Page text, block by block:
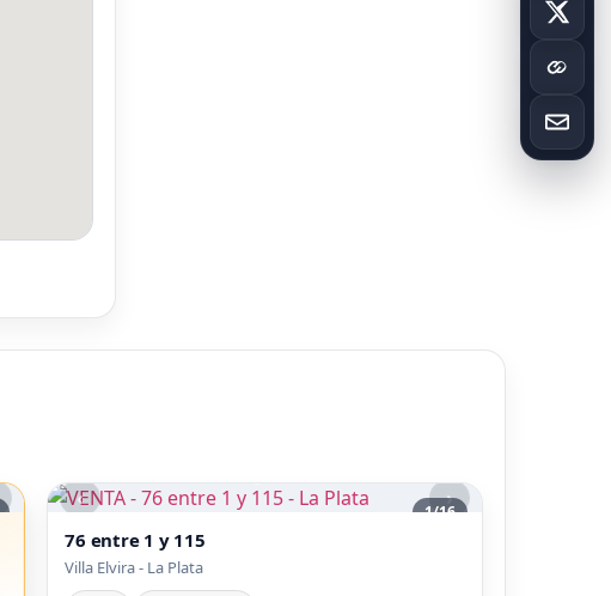
‹ ›
1/16
76 entre 1 y 115
Villa Elvira - La Plata